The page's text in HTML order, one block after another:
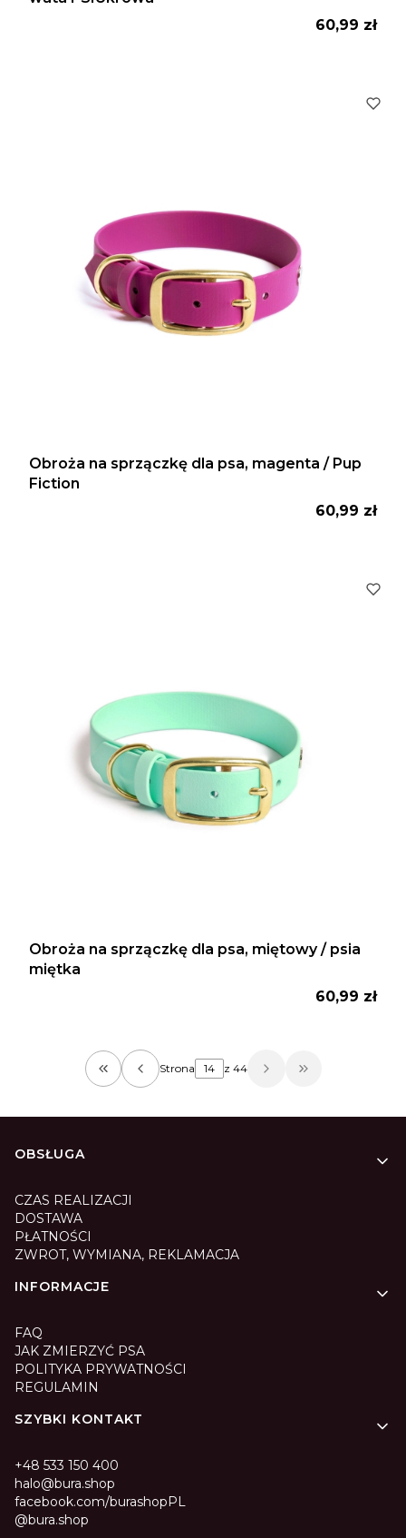
Cena
60,99 zł
Obroża na sprzączkę dla psa, magenta / Pup
Fiction
Cena
60,99 zł
Obroża na sprzączkę dla psa, miętowy / psia
miętka
Cena
60,99 zł
Wróć do pierwszej strony z produktami
Strona z 44 Przejdź do
Linki w stopce
OBSŁUGA
CZAS REALIZACJI
DOSTAWA
PŁATNOŚCI
ZWROT, WYMIANA, REKLAMACJA
INFORMACJE
FAQ
JAK ZMIERZYĆ PSA
POLITYKA PRYWATNOŚCI
REGULAMIN
SZYBKI KONTAKT
+48 533 150 400
halo@bura.shop
facebook.com/burashopPL
@bura.shop